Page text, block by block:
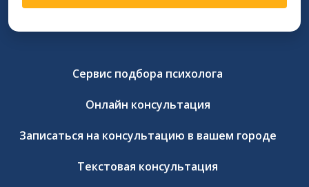
Сервис подбора психолога
Онлайн консультация
Записаться на консультацию в вашем городе
Текстовая консультация